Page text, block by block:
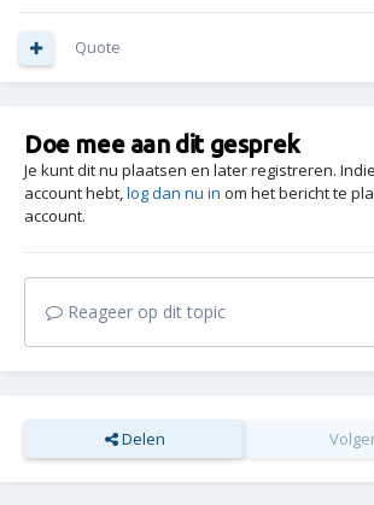
Quote
Doe mee aan dit gesprek
Je kunt dit nu plaatsen en later registreren.
account hebt,log dan nu in om het bericht te
account.
Reageer op dit topic
Delen